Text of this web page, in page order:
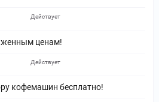
ценам!
Действует
кофемашин бесплатно!
Действует